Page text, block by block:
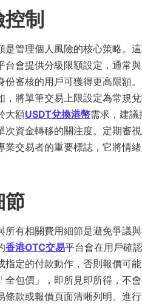
制
管理個人風險的核心策略。
台會提供分級限額設定，通常
審核的用戶可獲得更高限額
，將單筆交易上限設定為常規
大額USDT兌換港幣需求，建
資金轉移的關注度。定期審
交易者的重要標誌，它將情
節
有相關費用細節是避免爭議
香港OTC交易平台會在用戶確
定的付款動作，否則報價可
全包價」，即所見即所得，不
款或報價頁面清晰列明。進